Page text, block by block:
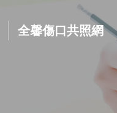
全馨傷口共照網